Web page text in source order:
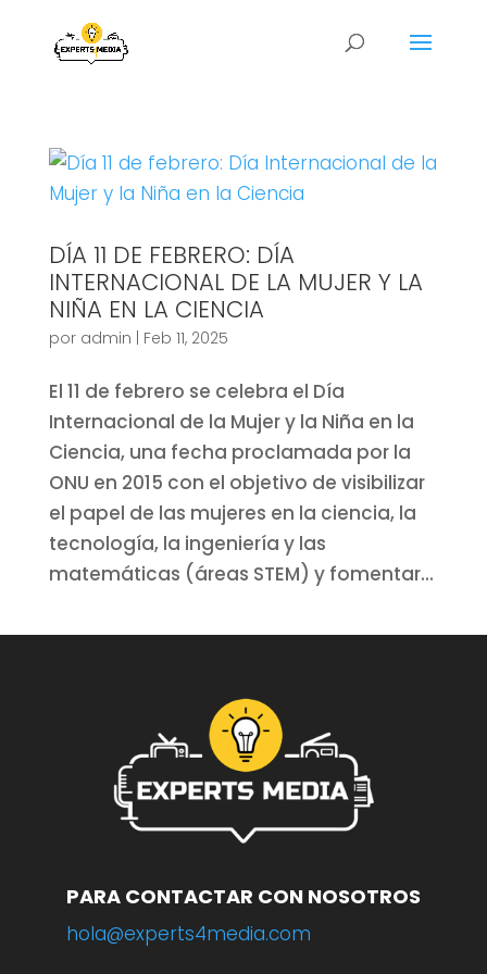
DÍA 11 DE FEBRERO: DÍA
INTERNACIONAL DE LA MUJER Y LA
NIÑA EN LA CIENCIA
por admin Feb 11, 2025
El 11 de febrero se celebra el Día
Internacional de la Mujer y la Niña en la
Ciencia, una fecha proclamada por la
ONU en 2015 con el objetivo de visibilizar
el papel de las mujeres en la ciencia, la
tecnología, la ingeniería y las
matemáticas (áreas STEM) y fomentar...
PARA CONTACTAR CON NOSOTROS
hola@experts4media.com